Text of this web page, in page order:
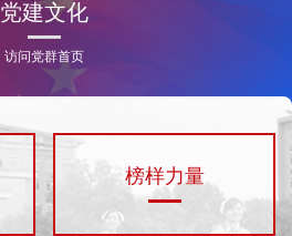
党建文化
访问党群首页
榜样力量